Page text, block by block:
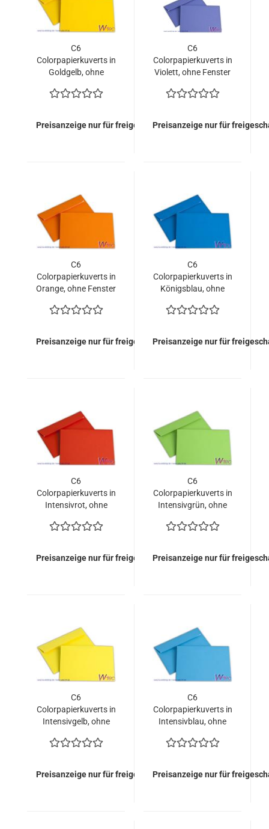
C6
Colorpapierkuverts in
Goldgelb, ohne
= 62,00 EURO)
Preisanzeige nur für freigeschaltete Kunden
C6
Colorpapierkuverts in
Violett, ohne Fenster
EURO)
Preisanzeige nur für
C6
Colorpapierkuverts in
Orange, ohne Fenster
EURO)
Preisanzeige nur für freigeschaltete Kunden
C6
Colorpapierkuverts in
Königsblau, ohne
= 62,00 EURO)
Preisanzeige nur für
C6
Colorpapierkuverts in
Intensivrot, ohne
= 62,00 EURO)
Preisanzeige nur für freigeschaltete Kunden
C6
Colorpapierkuverts in
Intensivgrün, ohne
= 62,00 EURO)
Preisanzeige nur für
C6
Colorpapierkuverts in
Intensivgelb, ohne
= 62,00 EURO)
Preisanzeige nur für freigeschaltete Kunden
C6
Colorpapierkuverts in
Intensivblau, ohne
= 62,00 EURO)
Preisanzeige nur für